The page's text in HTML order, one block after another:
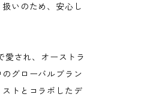
いのため、安心し
愛され、オーストラ
グローバルブラン
トとコラボしたデ